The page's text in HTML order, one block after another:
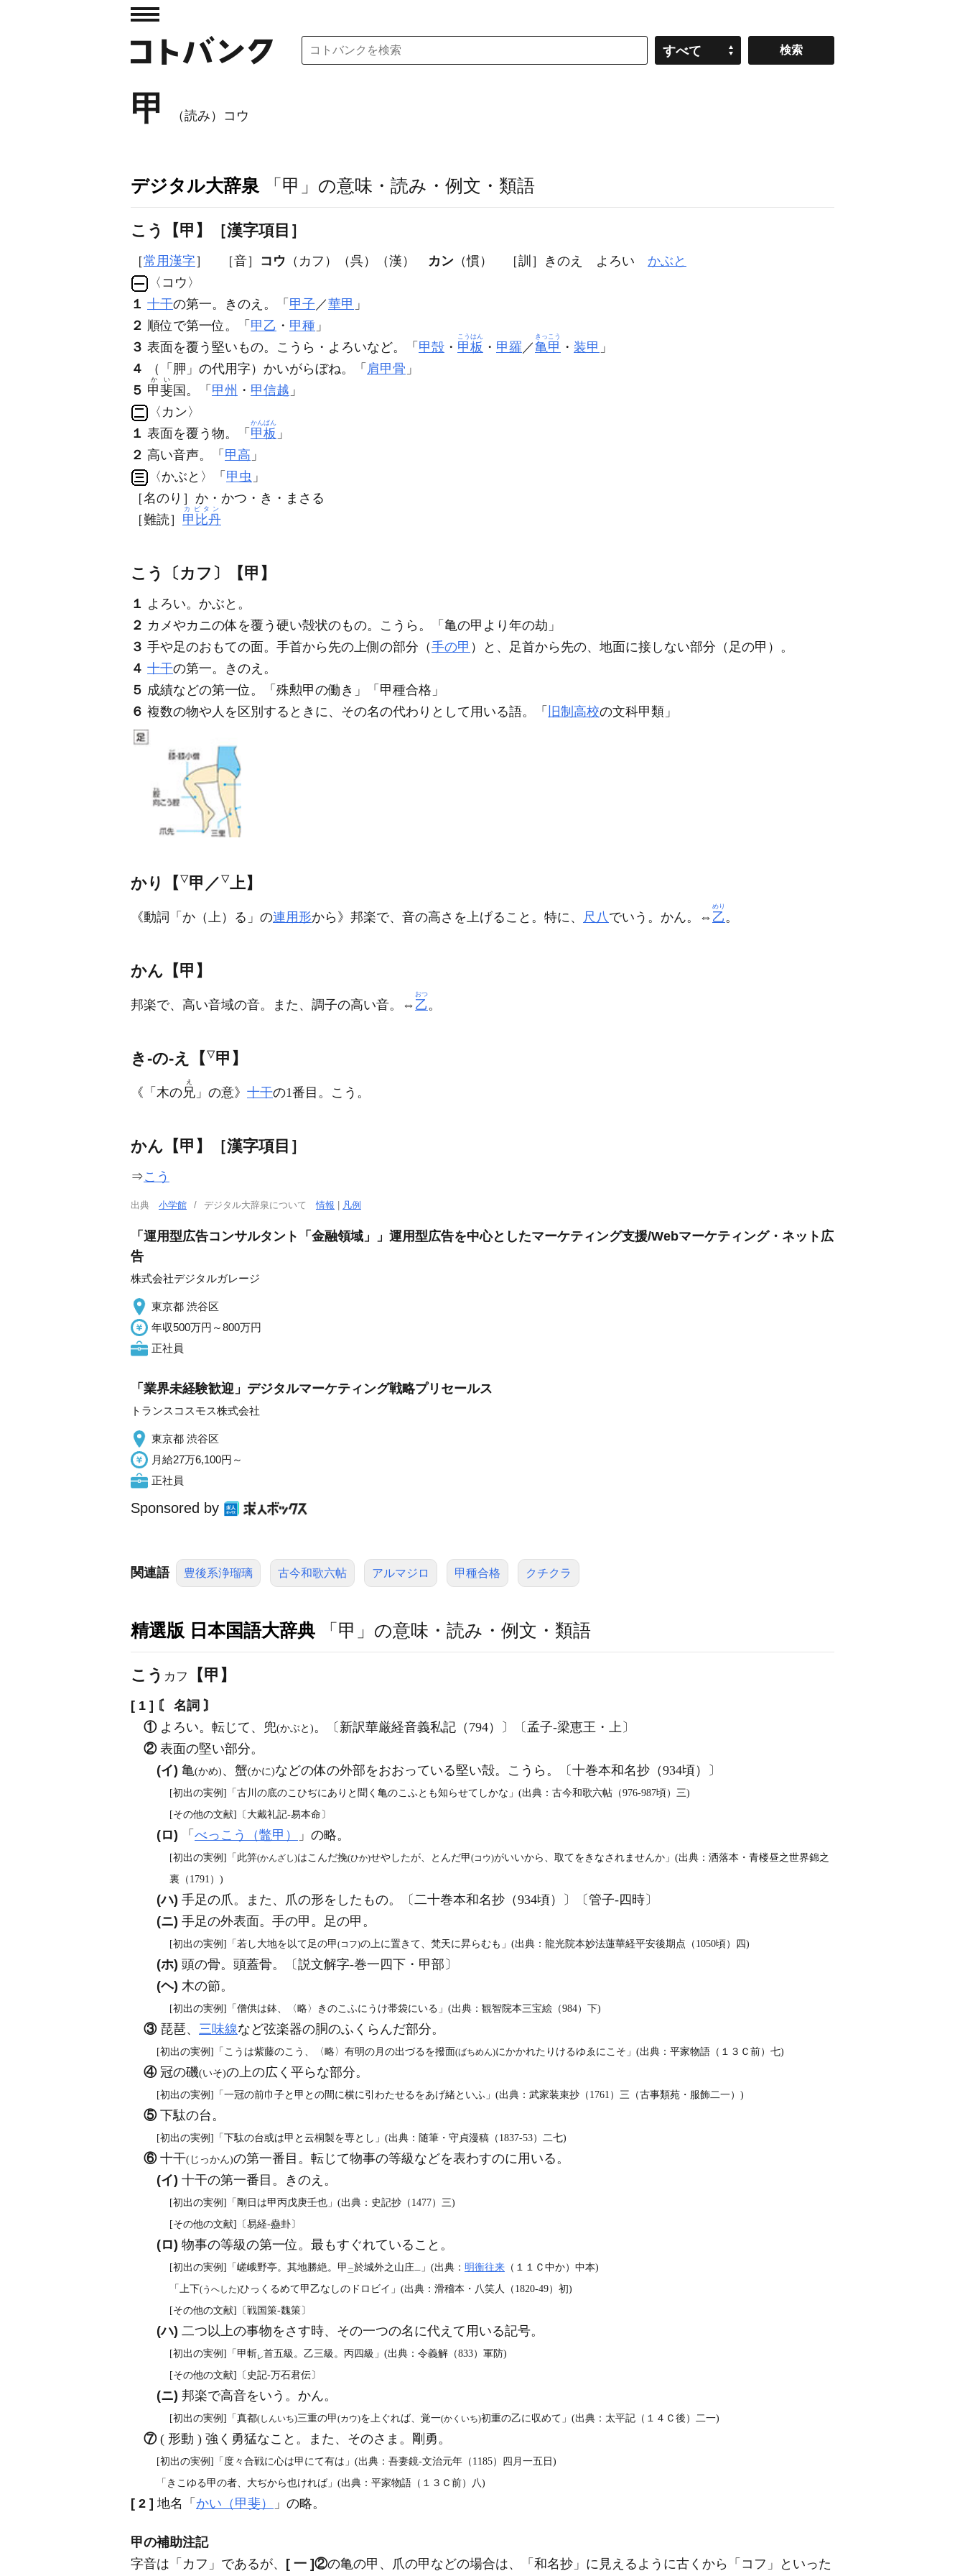
すべて
甲 （読み）コウ
デジタル大辞泉 「甲」の意味・読み・例文・類語
こう【甲】［漢字項目］
［常用漢字］ ［音］ コウ （カフ）（呉）（漢） カン （慣） ［訓］きのえ よろい かぶと
〈コウ〉
１ 十干の第一。きのえ。「 甲子 ／華甲 」
２ 順位で第一位。「 甲乙 ・ 甲種 」
３ 表面を覆う堅いもの。こうら・よろいなど。「 甲殻 ・ 甲板
こうはん
・ 甲羅 ／亀甲
きっこう
・ 装甲 」
４
（「胛」の代用字）かいがらぼね。「 肩甲骨 」
５ 甲斐
かい
国。「 甲州 ・ 甲信越 」
〈カン〉
１ 表面を覆う物。「 甲板
かんぱん
」
２ 高い音声。「 甲高 」
〈かぶと〉「 甲虫 」
［名のり］か・かつ・き・まさる
［難読］ 甲比丹
カピタン
こう〔カフ〕【甲】
１ よろい。かぶと。
２ カメやカニの体を覆う硬い殻状のもの。こうら。「亀の甲 より年の劫」
３ 手や足のおもての面。手首から先の上側の部分（手の甲 ）と、足首から先の、地面に接しない部分（足の甲）。
４ 十干の第一。きのえ。
５ 成績などの第一位。「殊勲甲の働き」「 甲種合格」
６ 複数の物や人を区別するときに、その名の代わりとして用いる語。「 旧制高校の文科甲類」
かり【 ▽甲／ ▽上】
《動詞「か（上）る」の連用形から》邦楽で、音の高さを上げること。特に、 尺八でいう。かん。⇔ 乙
めり
。
かん【甲】
邦楽で、高い音域の音。また、調子の高い音。⇔ 乙
おつ
。
き‐の‐え【 ▽甲】
《「木の兄
え
」の意》 十干の1番目。こう。
かん【甲】［漢字項目］
⇒こう
出典 小学館 デジタル大辞泉について情報 凡例
「運用型広告コンサルタント「金融領域」」運用型広告を中心としたマーケティング支援/Webマーケティング・ネット広
告
株式会社デジタルガレージ
東京都 渋谷区
年収500万円～800万円
正社員
「業界未経験歓迎」デジタルマーケティング戦略プリセールス
トランスコスモス株式会社
東京都 渋谷区
月給27万6,100円～
正社員
Sponsored by
関連語 豊後系浄瑠璃 古今和歌六帖 アルマジロ 甲種合格 クチクラ
精選版 日本国語大辞典 「甲」の意味・読み・例文・類語
こう カフ 【甲】
[ 1 ] 〘 名詞 〙
①よろい。転じて、兜(かぶと)。〔新訳華厳経音義私記（794）〕〔孟子‐梁恵王・上〕
②表面の堅い部分。
(イ) 亀(かめ)、蟹(かに)などの体の外部をおおっている堅い殻。こうら。〔十巻本和名抄（934頃）〕
[初出の実例]「古川の底のこひぢにありと聞く亀のこふとも知らせてしかな」(出典：古今和歌六帖（976‐987頃）三)
[その他の文献]〔大戴礼記‐易本命〕
(ロ) 「 べっこう（鼈甲） 」の略。
[初出の実例]「此笄(かんざし)はこんだ挽(ひか)せやしたが、とんだ甲(コウ)がいいから、取てをきなされませんか」(出典：洒落本・青楼昼之世界錦之
裏（1791）)
(ハ) 手足の爪。また、爪の形をしたもの。〔二十巻本和名抄（934頃）〕〔管子‐四時〕
(ニ) 手足の外表面。手の甲。足の甲。
[初出の実例]「若し大地を以て足の甲(コフ)の上に置きて、梵天に昇らむも」(出典：龍光院本妙法蓮華経平安後期点（1050頃）四)
(ホ) 頭の骨。頭蓋骨。〔説文解字‐巻一四下・甲部〕
(ヘ) 木の節。
[初出の実例]「僧供は鉢、〈略〉きのこふにうけ帯袋にいる」(出典：観智院本三宝絵（984）下)
③琵琶、 三味線など弦楽器の胴のふくらんだ部分。
[初出の実例]「こうは紫藤のこう、〈略〉有明の月の出づるを撥面(ばちめん)にかかれたりけるゆゑにこそ」(出典：平家物語（１３Ｃ前）七)
④冠の磯(いそ)の上の広く平らな部分。
[初出の実例]「一冠の前巾子と甲との間に横に引わたせるをあげ緒といふ」(出典：武家装束抄（1761）三（古事類苑・服飾二一）)
⑤下駄の台。
[初出の実例]「下駄の台或は甲と云桐製を専とし」(出典：随筆・守貞漫稿（1837‐53）二七)
⑥十干(じっかん)の第一番目。転じて物事の等級などを表わすのに用いる。
(イ) 十干の第一番目。きのえ。
[初出の実例]「剛日は甲丙戊庚壬也」(出典：史記抄（1477）三)
[その他の文献]〔易経‐蠱卦〕
(ロ) 物事の等級の第一位。最もすぐれていること。
[初出の実例]「嵯峨野亭。其地勝絶。甲 二於城外之山庄一 」(出典： 明衡往来 （１１Ｃ中か）中本)
「上下(うへした)ひっくるめて甲乙なしのドロビイ」(出典：滑稽本・八笑人（1820‐49）初)
[その他の文献]〔戦国策‐魏策〕
(ハ) 二つ以上の事物をさす時、その一つの名に代えて用いる記号。
[初出の実例]「甲斬レ首五級。乙三級。丙四級」(出典：令義解（833）軍防)
[その他の文献]〔史記‐万石君伝〕
(ニ) 邦楽で高音をいう。かん。
[初出の実例]「真都(しんいち)三重の甲(カウ)を上ぐれば、覚一(かくいち)初重の乙に収めて」(出典：太平記（１４Ｃ後）二一)
⑦( 形動 ) 強く勇猛なこと。また、そのさま。剛勇。
[初出の実例]「度々合戦に心は甲にて有は」(出典：吾妻鏡‐文治元年（1185）四月一五日)
「きこゆる甲の者、大ぢから也ければ」(出典：平家物語（１３Ｃ前）八)
[ 2 ] 地名「 かい（甲斐） 」の略。
甲の補助注記
字音は「カフ」であるが、
[ 一 ]②の亀の甲、爪の甲などの場合は、「和名抄」に見えるように古くから「コフ」といった